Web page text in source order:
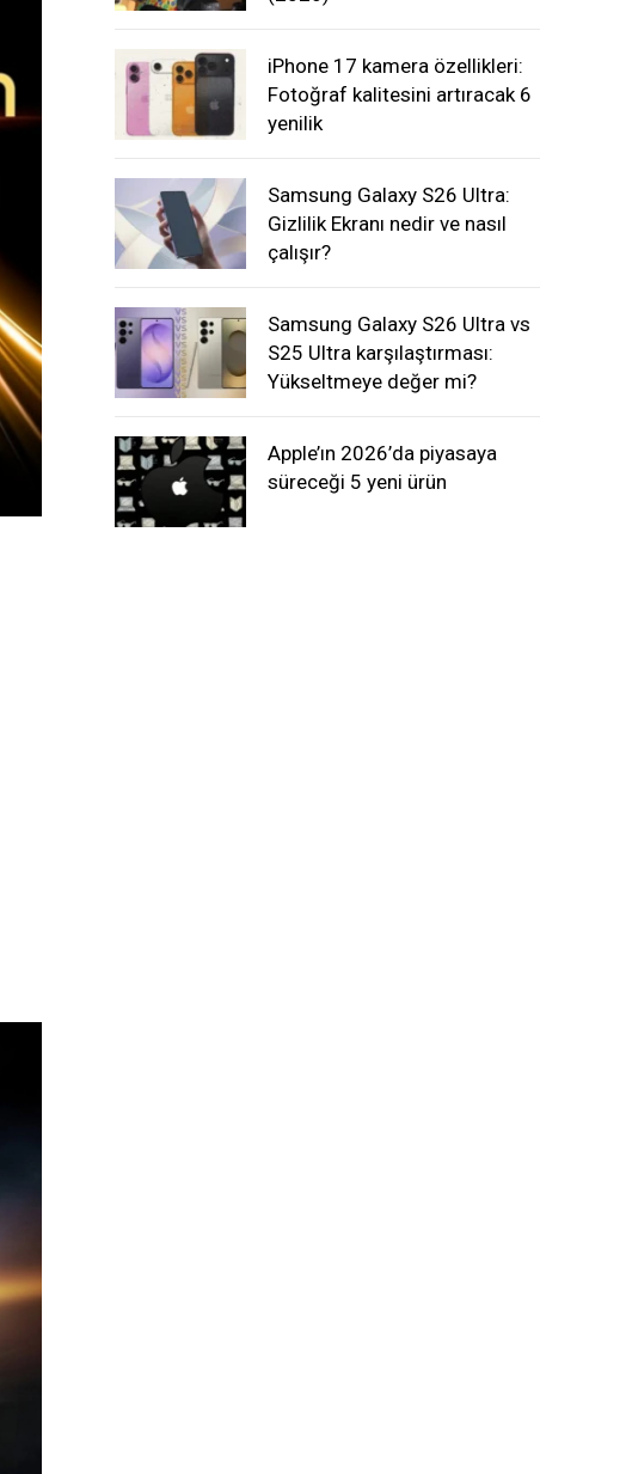
iPhone 17 kamera özellikleri:
Fotoğraf kalitesini artıracak 6
yenilik
Samsung Galaxy S26 Ultra:
Gizlilik Ekranı nedir ve nasıl
çalışır?
Samsung Galaxy S26 Ultra vs
S25 Ultra karşılaştırması:
Yükseltmeye değer mi?
Apple’ın 2026’da piyasaya
süreceği 5 yeni ürün